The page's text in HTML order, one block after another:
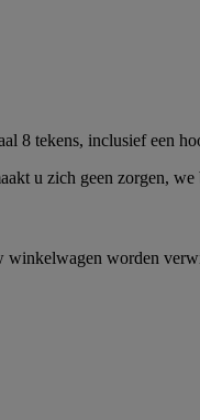
8 tekens, inclusief een
u zich geen zorgen,
worden